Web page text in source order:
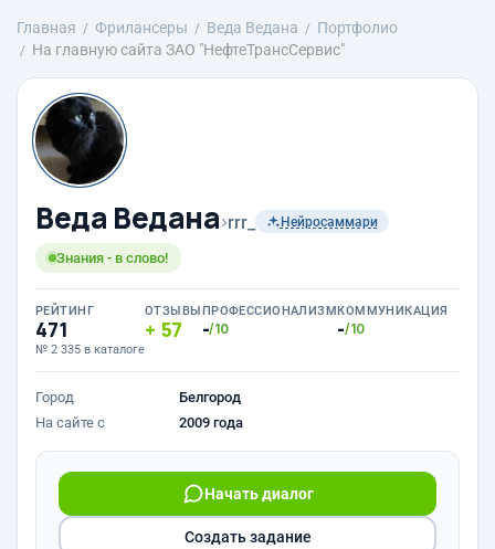
Главная Фрилансеры Веда Ведана
Портфолио
На главную сайта ЗАО "НефтеТрансСервис"
Веда Ведана›rrr_ Нейросаммари
Знания - в слово!
РЕЙТИНГ
471
№ 2 335 в каталоге
ОТЗЫВЫ
57
ПРОФЕССИОНАЛИЗМ
-/10
КОММУНИКАЦИЯ
-/10
Город
Белгород
На сайте с
2009 года
Начать диалог
Создать задание